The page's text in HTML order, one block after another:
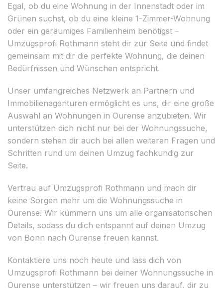
Egal, ob du eine Wohnung in der Innenstadt oder im
Grünen suchst, ob du eine kleine 1-Zimmer-Wohnung
oder ein geräumiges Familienheim benötigst –
Umzugsprofi Rothmann steht dir zur Seite und findet
gemeinsam mit dir die perfekte Wohnung, die deinen
Bedürfnissen und Wünschen entspricht.
Unser umfangreiches Netzwerk an Partnern und
Immobilienagenturen ermöglicht es uns, dir eine große
Auswahl an Wohnungen in Ourense anzubieten. Wir
unterstützen dich nicht nur bei der Wohnungssuche,
sondern stehen dir auch bei allen weiteren Fragen und
Schritten rund um deinen Umzug fachkundig zur
Seite.
Vertrau auf Umzugsprofi Rothmann und mach dir
keine Sorgen mehr um die Wohnungssuche in
Ourense! Wir kümmern uns um alle organisatorischen
Details, sodass du dich entspannt auf deinen Umzug
von Bonn nach Ourense freuen kannst.
Kontaktiere uns noch heute und lass dich von
Umzugsprofi Rothmann bei deiner Wohnungssuche in
Ourense unterstützen – wir freuen uns darauf, dir zu